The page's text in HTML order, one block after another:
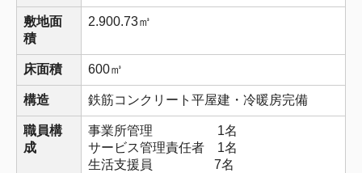
敷地面
積
2.900.73㎥
床面積 600㎥
構造 鉄筋コンクリート平屋建・冷暖房完備
職員構
成
事業所管理 1名
サービス管理責任者 1名
生活支援員 7名